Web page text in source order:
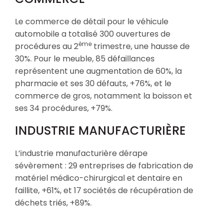
Le commerce de détail pour le véhicule
automobile a totalisé 300 ouvertures de
procédures au 2ème trimestre, une hausse de
30%. Pour le meuble, 85 défaillances
représentent une augmentation de 60%, la
pharmacie et ses 30 défauts, +76%, et le
commerce de gros, notamment la boisson et
ses 34 procédures, +79%.
INDUSTRIE MANUFACTURIÈRE
L’industrie manufacturière dérape
sévèrement : 29 entreprises de fabrication de
matériel médico-chirurgical et dentaire en
faillite, +61%, et 17 sociétés de récupération de
déchets triés, +89%.